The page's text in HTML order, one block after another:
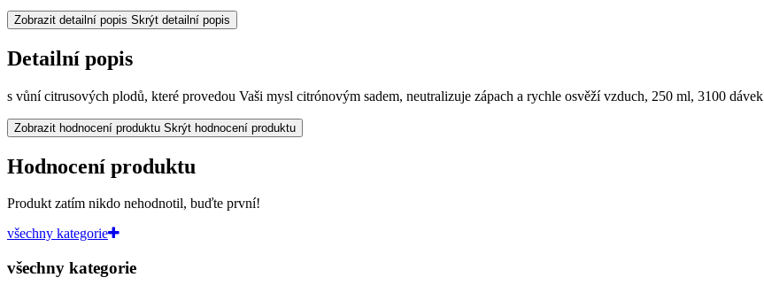
Zobrazit detailní popis Skrýt detailní popis
Detailní popis
s vůní citrusových plodů, které provedou Vaši mysl citrónovým sadem, neutralizuje zápach a rychle osvěží vzduch, 250 ml, 3100 dávek
Zobrazit hodnocení produktu Skrýt hodnocení produktu
Hodnocení produktu
Produkt zatím nikdo nehodnotil, buďte první!
všechny kategorie
všechny kategorie